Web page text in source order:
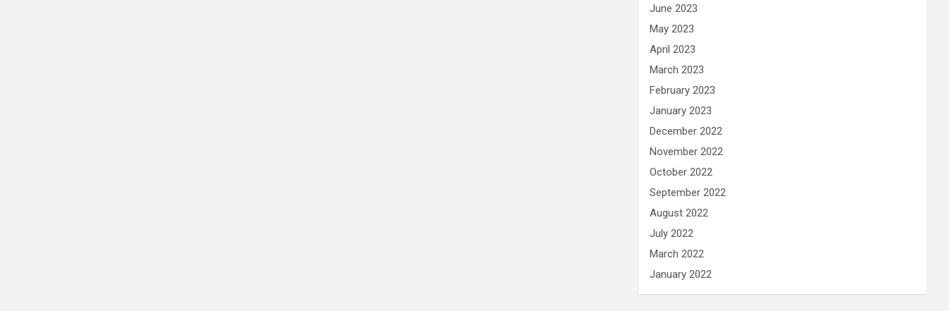
June 2023
May 2023
April 2023
March 2023
February 2023
January 2023
December 2022
November 2022
October 2022
September 2022
August 2022
July 2022
March 2022
January 2022